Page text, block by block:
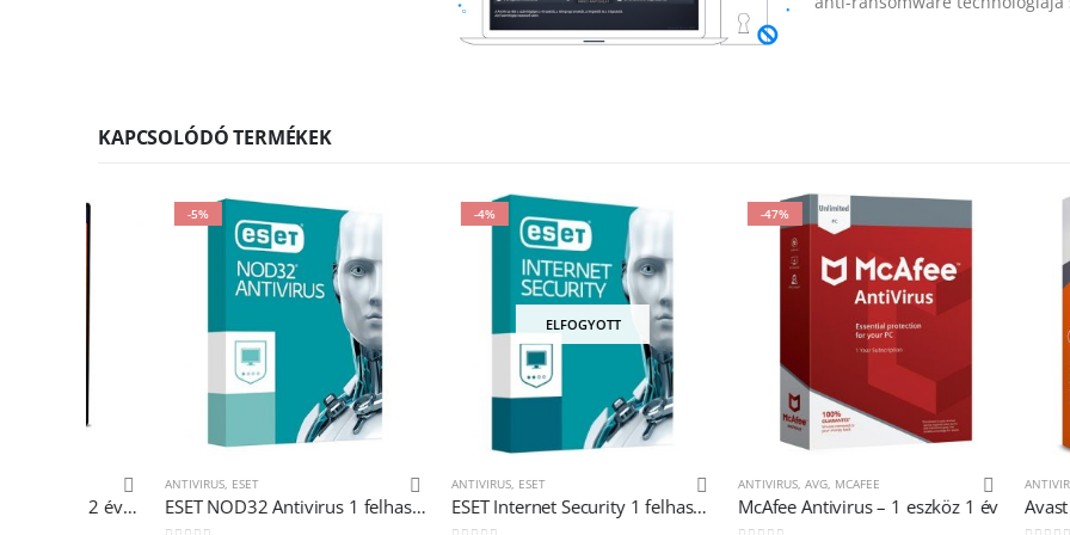
KAPCSOLÓDÓ TERMÉKEK
ANTIVIRUS ESET
ESET NOD32 Antivirus 1 felhasználó 1 év
ELFOGYOTT
ANTIVIRUS ESET
ESET Internet Security 1 felhasználó 1 év
ANTIVIRUS AVG,MCAFEE
McAfee Antivirus – 1 eszköz 1 év
ANTIVIRUS AVAST
Avast Pro